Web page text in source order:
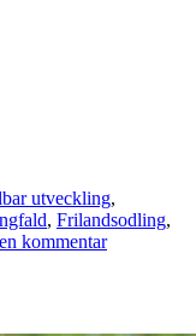
utveckling,
, Frilandsodling,
kommentartill